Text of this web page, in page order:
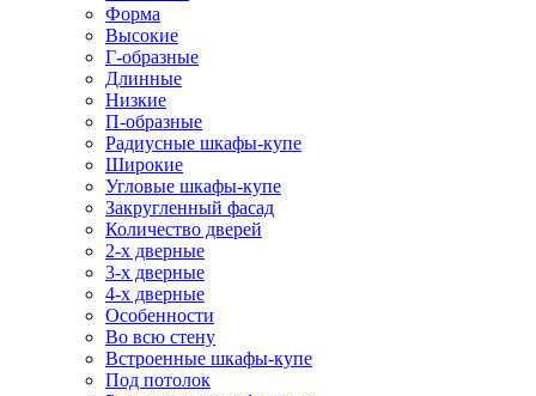
Форма
Высокие
Г-образные
Длинные
Низкие
П-образные
Радиусные шкафы-купе
Широкие
Угловые шкафы-купе
Закругленный фасад
Количество дверей
2-х дверные
3-х дверные
4-х дверные
Особенности
Во всю стену
Встроенные шкафы-купе
Под потолок